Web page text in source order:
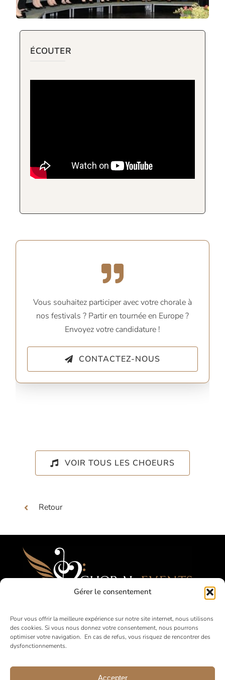
Gérer le consentement
Pour vous offrir la meilleure expérience sur notre site internet, nous utilisons
des cookies. Si vous nous donnez votre consentement, nous pourrons
optimiser votre navigation. En cas de refus, vous risquez de rencontrer des
dysfonctionnements.
Accepter
ÉCOUTER
Vous souhaitez participer avec votre chorale à
nos festivals ? Partir en tournée en Europe ?
Envoyez votre candidature !
CONTACTEZ-NOUS
VOIR TOUS LES CHOEURS
Retour
Festivals, Concours, Tournées pour les
Choeurs Amateurs
en France et à l’international